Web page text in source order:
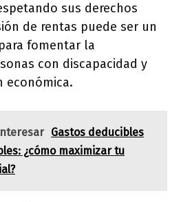
sus derechos
de rentas puede ser un
fomentar la
con discapacidad y
económica.
Gastos deducibles
¿cómo maximizar tu